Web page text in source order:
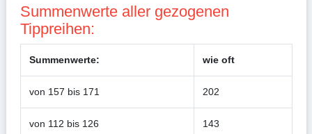
Summenwerte aller gezogenen
Tippreihen:
Summenwerte: wie oft
von 157 bis 171 202
von 112 bis 126 143